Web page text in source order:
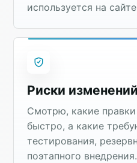
используется на
Риски изменений
Смотрю, какие
быстро, а какие
тестирования,
поэтапного внедрения.